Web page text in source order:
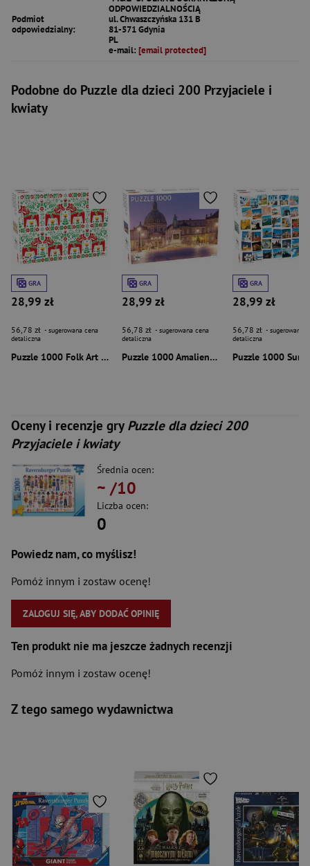
Podmiot
odpowiedzialny:
ODPOWIEDZIALNOŚCIĄ
ul. Chwaszczyńska 131 B
81-571 Gdynia
PL
e-mail: [email protected]
Podobne do Puzzle dla dzieci 200 Przyjaciele i
kwiaty
GRA
28,99 zł
56,78 zł - sugerowana cena
detaliczna
Puzzle 1000 Folk Art Pattern 58265
GRA
28,99 zł
56,78 zł - sugerowana cena
detaliczna
Puzzle 1000 Amalienborg 56697
GRA
28,99 zł
56,78 zł - sugerowana
detaliczna
Oceny i recenzje gry Puzzle dla dzieci 200
Przyjaciele i kwiaty
Średnia ocen:
~ /10
Liczba ocen:
0
Powiedz nam, co myślisz!
Pomóż innym i zostaw ocenę!
ZALOGUJ SIĘ, ABY DODAĆ OPINIĘ
Ten produkt nie ma jeszcze żadnych recenzji
Pomóż innym i zostaw ocenę!
Z tego samego wydawnictwa